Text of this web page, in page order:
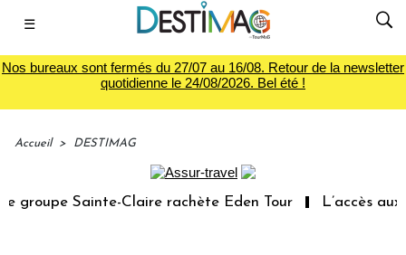
☰
Nos bureaux sont fermés du 27/07 au 16/08. Retour de la newsletter
quotidienne le 24/08/2026. Bel été !
Accueil > DESTIMAG
Sainte-Claire rachète Eden Tour L’accès aux